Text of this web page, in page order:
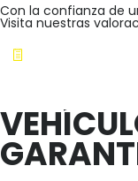
Con la confianza de
Visita nuestras